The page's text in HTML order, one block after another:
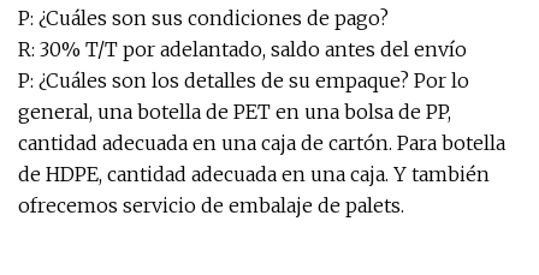
P: ¿Cuáles son sus condiciones de pago?
R: 30% T/T por adelantado, saldo antes del envío
P: ¿Cuáles son los detalles de su empaque? Por lo
general, una botella de PET en una bolsa de PP,
cantidad adecuada en una caja de cartón. Para botella
de HDPE, cantidad adecuada en una caja. Y también
ofrecemos servicio de embalaje de palets.